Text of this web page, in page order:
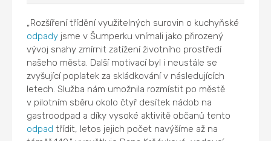
„Rozšíření třídění využitelných surovin o kuchyňské
odpady jsme v Šumperku vnímali jako přirozený
vývoj snahy zmírnit zatížení životního prostředí
našeho města. Další motivací byl i neustále se
zvyšující poplatek za skládkování v následujících
letech. Služba nám umožnila rozmístit po městě
v pilotním sběru okolo čtyř desítek nádob na
gastroodpad a díky vysoké aktivitě občanů tento
odpad třídit, letos jejich počet navýšíme až na